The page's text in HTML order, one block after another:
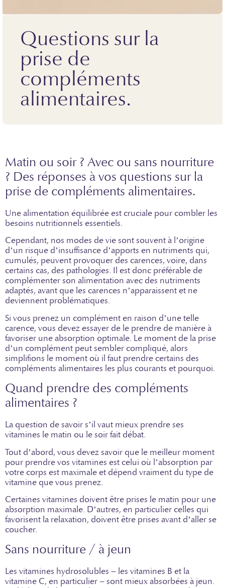
Questions sur la
prise de
compléments
alimentaires.
Matin ou soir ? Avec ou sans nourriture
? Des réponses à vos questions sur la
prise de compléments alimentaires.
Une alimentation équilibrée est cruciale pour combler les
besoins nutritionnels essentiels.
Cependant, nos modes de vie sont souvent à l’origine
d’un risque d’insuffisance d’apports en nutriments qui,
cumulés, peuvent provoquer des carences, voire, dans
certains cas, des pathologies. Il est donc préférable de
complémenter son alimentation avec des nutriments
adaptés, avant que les carences n’apparaissent et ne
deviennent problématiques.
Si vous prenez un complément en raison d’une telle
carence, vous devez essayer de le prendre de manière à
favoriser une absorption optimale. Le moment de la prise
d’un complément peut sembler compliqué, alors
simplifions le moment où il faut prendre certains des
compléments alimentaires les plus courants et pourquoi.
Quand prendre des compléments
alimentaires ?
La question de savoir s’il vaut mieux prendre ses
vitamines le matin ou le soir fait débat.
Tout d’abord, vous devez savoir que le meilleur moment
pour prendre vos vitamines est celui où l’absorption par
votre corps est maximale et dépend vraiment du type de
vitamine que vous prenez.
Certaines vitamines doivent être prises le matin pour une
absorption maximale. D’autres, en particulier celles qui
favorisent la relaxation, doivent être prises avant d’aller se
coucher.
Sans nourriture / à jeun
Les vitamines hydrosolubles – les vitamines B et la
vitamine C, en particulier – sont mieux absorbées à jeun.